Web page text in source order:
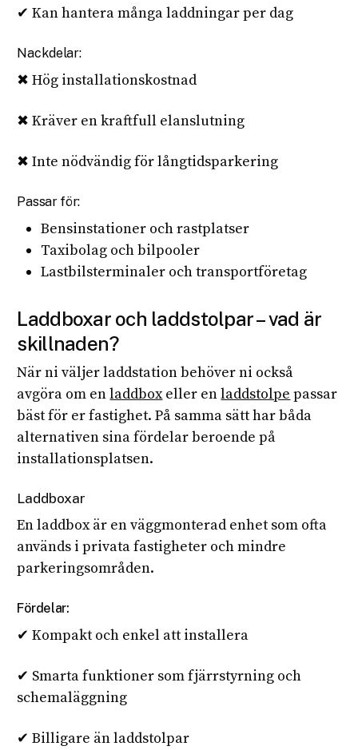
✔ Kan hantera många laddningar per dag
Nackdelar:
✖ Hög installationskostnad
✖ Kräver en kraftfull elanslutning
✖ Inte nödvändig för långtidsparkering
Passar för:
Bensinstationer och rastplatser
Taxibolag och bilpooler
Lastbilsterminaler och transportföretag
Laddboxar och laddstolpar – vad är
skillnaden?
När ni väljer laddstation behöver ni också
avgöra om enladdboxeller enladdstolpe passar
bäst för er fastighet. På samma sätt har båda
alternativen sina fördelar beroende på
installationsplatsen.
Laddboxar
En laddbox är en väggmonterad enhet som ofta
används i privata fastigheter och mindre
parkeringsområden.
Fördelar:
✔ Kompakt och enkel att installera
✔ Smarta funktioner som fjärrstyrning och
schemaläggning
✔ Billigare än laddstolpar